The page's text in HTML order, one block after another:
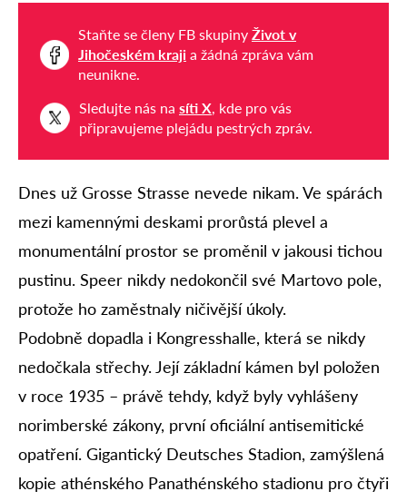
Staňte se členy FB skupiny Život v
Jihočeském kraji a žádná zpráva vám
neunikne.
Sledujte nás na síti X, kde pro vás
připravujeme plejádu pestrých zpráv.
Dnes už Grosse Strasse nevede nikam. Ve spárách
mezi kamennými deskami prorůstá plevel a
monumentální prostor se proměnil v jakousi tichou
pustinu. Speer nikdy nedokončil své Martovo pole,
protože ho zaměstnaly ničivější úkoly.
Podobně dopadla i Kongresshalle, která se nikdy
nedočkala střechy. Její základní kámen byl položen
v roce 1935 – právě tehdy, když byly vyhlášeny
norimberské zákony, první oficiální antisemitické
opatření. Gigantický Deutsches Stadion, zamýšlená
kopie athénského Panathénského stadionu pro čtyři